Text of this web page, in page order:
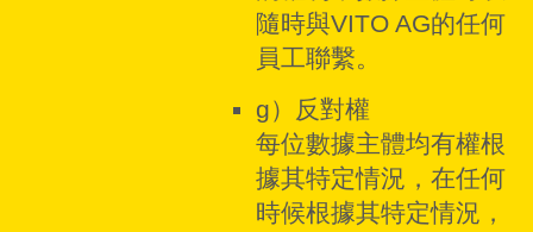
隨時與VITO AG的任何
員工聯繫。
g）反對權
每位數據主體均有權根
據其特定情況，在任何
時候根據其特定情況，